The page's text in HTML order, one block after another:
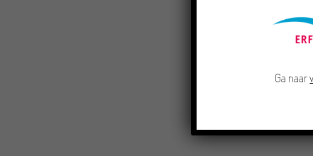
Ga naar